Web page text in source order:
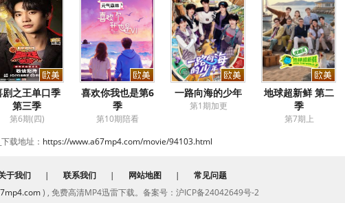
剧之王单口季
第三季
第6期(四)
喜欢你我也是第6
季
第10期陪看
一路向海的少年
第1期加更
地球超新鲜 第二
季
第7期上
载地址： https://www.a67mp4.com/movie/94103.html
于我们 | 联系我们 | 网站地图 |
常见问题
) , 免费高清MP4迅雷下载。备案号：沪ICP备24042649号-2